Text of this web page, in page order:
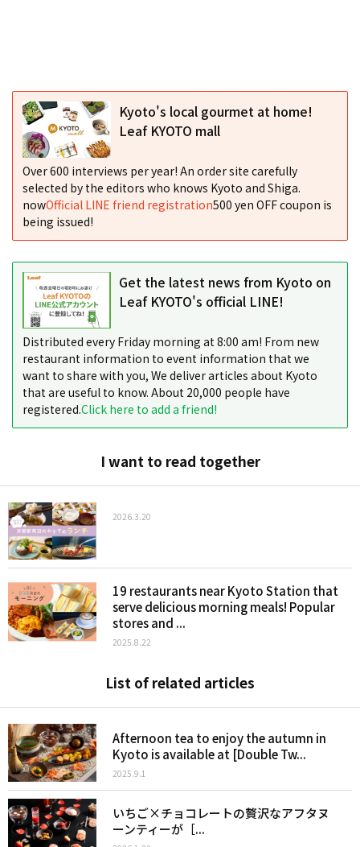
Kyoto's local gourmet at home!
Leaf KYOTO mall
Over 600 interviews per year! An order site carefully
selected by the editors who knows Kyoto and Shiga.
nowOfficial LINE friend registration500 yen OFF coupon is
being issued!
Get the latest news from Kyoto on
Leaf KYOTO's official LINE!
Distributed every Friday morning at 8:00 am! From new
restaurant information to event information that we
want to share with you, We deliver articles about Kyoto
that are useful to know. About 20,000 people have
registered.Click here to add a friend!
I want to read together
2026.3.20
19 restaurants near Kyoto Station that
serve delicious morning meals! Popular
stores and ...
2025.8.22
List of related articles
Afternoon tea to enjoy the autumn in
Kyoto is available at [Double Tw...
2025.9.1
いちご×チョコレートの贅沢なアフタヌ
ーンティーが［...